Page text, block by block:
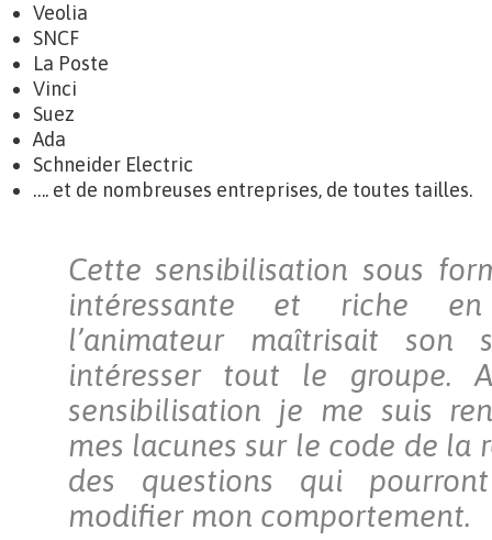
Veolia
SNCF
La Poste
Vinci
Suez
Ada
Schneider Electric
…. et de nombreuses entreprises, de toutes tailles.
Cette sensibilisation sous
intéressante et riche en
l’animateur maîtrisait
intéresser tout le groupe.
sensibilisation je me suis
mes lacunes sur le code de la
des questions qui
modifier mon comportement.